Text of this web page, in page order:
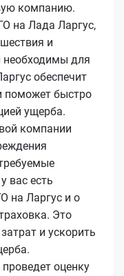
компанию.
на Лада Ларгус,
и
необходимы для
обеспечит
поможет быстро
ущерба.
компании
вас есть
на Ларгус и о
Это
и ускорить
оценку